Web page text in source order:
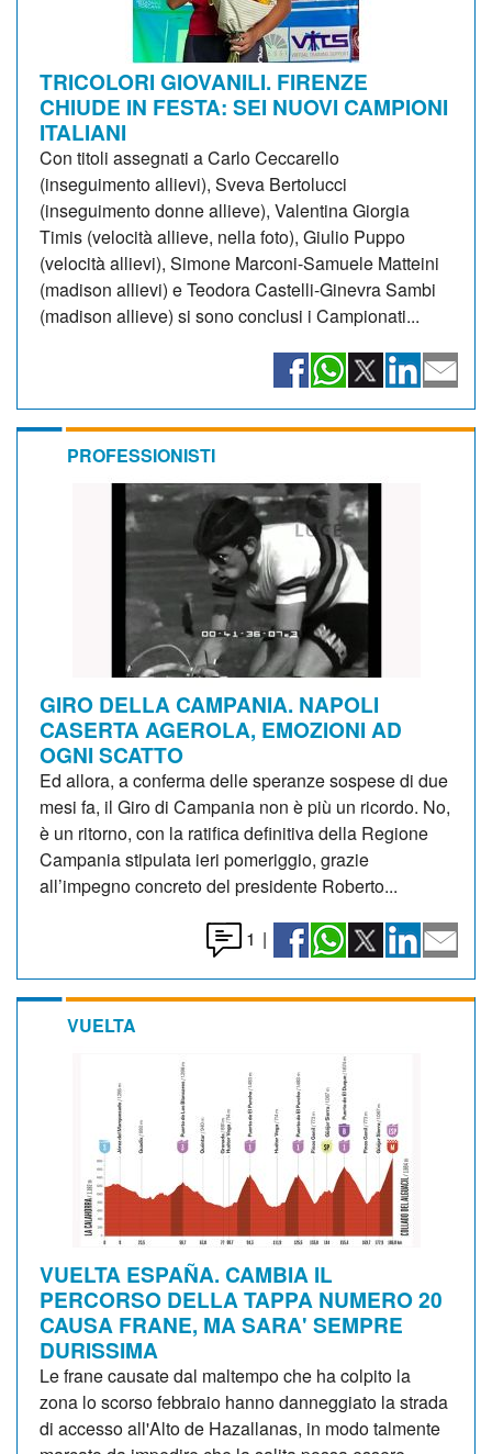
TRICOLORI GIOVANILI. FIRENZE
CHIUDE IN FESTA: SEI NUOVI CAMPIONI
ITALIANI
Con titoli assegnati a Carlo Ceccarello
(inseguimento allievi), Sveva Bertolucci
(inseguimento donne allieve), Valentina Giorgia
Timis (velocità allieve, nella foto), Giulio Puppo
(velocità allievi), Simone Marconi-Samuele Matteini
(madison allievi) e Teodora Castelli-Ginevra Sambi
(madison allieve) si sono conclusi i Campionati...
PROFESSIONISTI
GIRO DELLA CAMPANIA. NAPOLI
CASERTA AGEROLA, EMOZIONI AD
OGNI SCATTO
Ed allora, a conferma delle speranze sospese di due
mesi fa, il Giro di Campania non è più un ricordo. No,
è un ritorno, con la ratifica definitiva della Regione
Campania stipulata ieri pomeriggio, grazie
all’impegno concreto del presidente Roberto...
1 |
VUELTA
VUELTA ESPAÑA. CAMBIA IL
PERCORSO DELLA TAPPA NUMERO 20
CAUSA FRANE, MA SARA' SEMPRE
DURISSIMA
Le frane causate dal maltempo che ha colpito la
zona lo scorso febbraio hanno danneggiato la strada
di accesso all'Alto de Hazallanas, in modo talmente